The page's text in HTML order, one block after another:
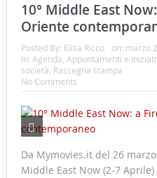
10° Middle East
Oriente
Posted By: Elisa Ricco on: marzo
In: Agenda Appuntamenti e
società Rassegna stampa
No Comments
Da Mymovies.it del 26
Middle East Now (2-7